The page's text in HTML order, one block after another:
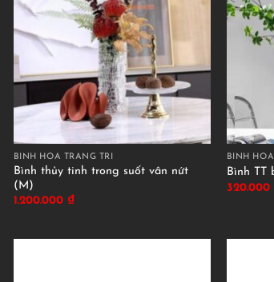
BÌNH HOA TRANG TRÍ
Bình thủy tinh trong suốt vân nứt
(M)
1.200.000 ₫
BÌNH HOA
Bình TT
320.000